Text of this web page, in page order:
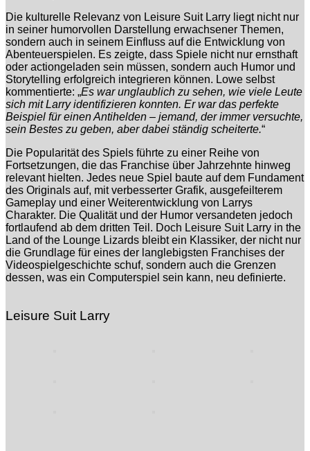
Die kulturelle Relevanz von Leisure Suit Larry liegt nicht nur
in seiner humorvollen Darstellung erwachsener Themen,
sondern auch in seinem Einfluss auf die Entwicklung von
Abenteuerspielen. Es zeigte, dass Spiele nicht nur ernsthaft
oder actiongeladen sein müssen, sondern auch Humor und
Storytelling erfolgreich integrieren können. Lowe selbst
kommentierte: „Es war unglaublich zu sehen, wie viele Leute
sich mit Larry identifizieren konnten. Er war das perfekte
Beispiel für einen Antihelden – jemand, der immer versuchte,
sein Bestes zu geben, aber dabei ständig scheiterte.“
Die Popularität des Spiels führte zu einer Reihe von
Fortsetzungen, die das Franchise über Jahrzehnte hinweg
relevant hielten. Jedes neue Spiel baute auf dem Fundament
des Originals auf, mit verbesserter Grafik, ausgefeilterem
Gameplay und einer Weiterentwicklung von Larrys
Charakter. Die Qualität und der Humor versandeten jedoch
fortlaufend ab dem dritten Teil. Doch Leisure Suit Larry in the
Land of the Lounge Lizards bleibt ein Klassiker, der nicht nur
die Grundlage für eines der langlebigsten Franchises der
Videospielgeschichte schuf, sondern auch die Grenzen
dessen, was ein Computerspiel sein kann, neu definierte.
Leisure Suit Larry